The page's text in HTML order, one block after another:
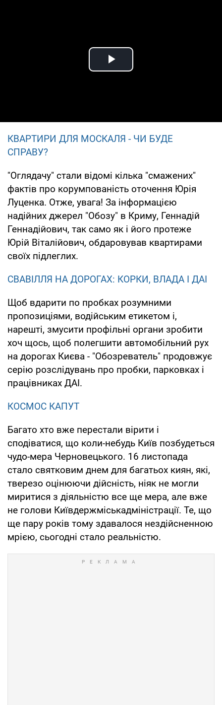
Play Video
КВАРТИРИ ДЛЯ МОСКАЛЯ - ЧИ БУДЕ
СПРАВУ?
"Оглядачу" стали відомі кілька "смажених"
фактів про корумпованість оточення Юрія
Луценка. Отже, увага! За інформацією
надійних джерел "Обозу" в Криму, Геннадій
Геннадійович, так само як і його протеже
Юрій Віталійович, обдаровував квартирами
своїх підлеглих.
СВАВІЛЛЯ НА ДОРОГАХ: КОРКИ, ВЛАДА І ДАІ
Щоб вдарити по пробках розумними
пропозиціями, водійським етикетом і,
нарешті, змусити профільні органи зробити
хоч щось, щоб полегшити автомобільний рух
на дорогах Києва - "Обозреватель" продовжує
серію розслідувань про пробки, парковках і
працівниках ДАІ.
КОСМОС КАПУТ
Багато хто вже перестали вірити і
сподіватися, що коли-небудь Київ позбудеться
чудо-мера Черновецького. 16 листопада
стало святковим днем для багатьох киян, які,
тверезо оцінюючи дійсність, ніяк не могли
миритися з діяльністю все ще мера, але вже
не голови Київдержміськадміністрації. Те, що
ще пару років тому здавалося нездійсненною
мрією, сьогодні стало реальністю.